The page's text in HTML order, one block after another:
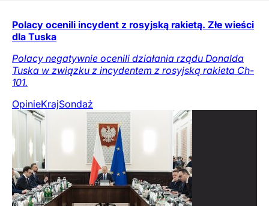
Polacy ocenili incydent z rosyjską rakietą. Złe wieści
dla Tuska
Polacy negatywnie ocenili działania rządu Donalda
Tuska w związku z incydentem z rosyjską rakieta Ch-
101.
OpinieKrajSondaż